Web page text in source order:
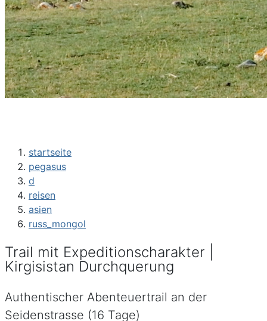
startseite
pegasus
d
reisen
asien
russ_mongol
Trail mit Expeditionscharakter |
Kirgisistan Durchquerung
Authentischer Abenteuertrail an der
Seidenstrasse (16 Tage)